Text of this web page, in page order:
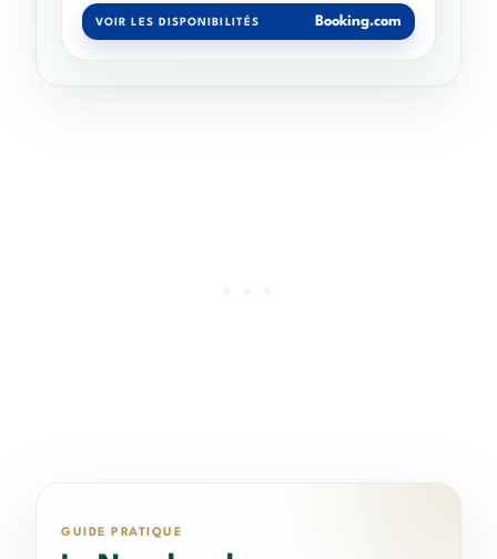
VOIR LES DISPONIBILITÉS Booking.com
GUIDE PRATIQUE